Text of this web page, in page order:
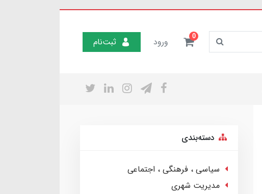
0 ورود ثبت‌نام
دسته‌بندی
سیاسی ، فرهنگی ، اجتماعی
مدیریت شهری